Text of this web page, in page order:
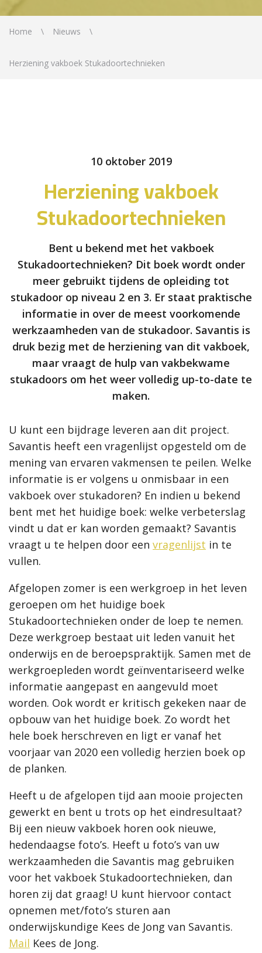
Home Nieuws
Herziening vakboek Stukadoortechnieken
10 oktober 2019
Herziening vakboek
Stukadoortechnieken
Bent u bekend met het vakboek
Stukadoortechnieken? Dit boek wordt onder
meer gebruikt tijdens de opleiding tot
stukadoor op niveau 2 en 3. Er staat praktische
informatie in over de meest voorkomende
werkzaamheden van de stukadoor. Savantis is
druk bezig met de herziening van dit vakboek,
maar vraagt de hulp van vakbekwame
stukadoors om het weer volledig up-to-date te
maken.
U kunt een bijdrage leveren aan dit project.
Savantis heeft een vragenlijst opgesteld om de
mening van ervaren vakmensen te peilen. Welke
informatie is er volgens u onmisbaar in een
vakboek over stukadoren? En indien u bekend
bent met het huidige boek: welke verbeterslag
vindt u dat er kan worden gemaakt? Savantis
vraagt u te helpen door een vragenlijst in te
vullen.
Afgelopen zomer is een werkgroep in het leven
geroepen om het huidige boek
Stukadoortechnieken onder de loep te nemen.
Deze werkgroep bestaat uit leden vanuit het
onderwijs en de beroepspraktijk. Samen met de
werkgroepleden wordt geïnventariseerd welke
informatie aangepast en aangevuld moet
worden. Ook wordt er kritisch gekeken naar de
opbouw van het huidige boek. Zo wordt het
hele boek herschreven en ligt er vanaf het
voorjaar van 2020 een volledig herzien boek op
de planken.
Heeft u de afgelopen tijd aan mooie projecten
gewerkt en bent u trots op het eindresultaat?
Bij een nieuw vakboek horen ook nieuwe,
hedendaagse foto’s. Heeft u foto’s van uw
werkzaamheden die Savantis mag gebruiken
voor het vakboek Stukadoortechnieken, dan
horen zij dat graag! U kunt hiervoor contact
opnemen met/foto’s sturen aan
onderwijskundige Kees de Jong van Savantis.
Mail Kees de Jong.